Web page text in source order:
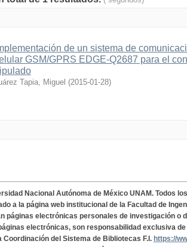
de un sistema de
GSM/GPRS EDGE-Q2687 para el
Tapia, Miguel (2015-01-28)
Nacional Autónoma de México UNAM. Todos
a la página web institucional de la Facultad de
páginas electrónicas personales de investigación o
electrónicas, son responsabilidad exclusiva
del Sistema de Bibliotecas F.I. https://